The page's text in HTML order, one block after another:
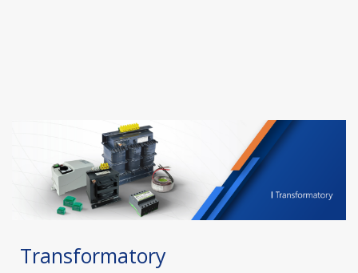
Transformatory